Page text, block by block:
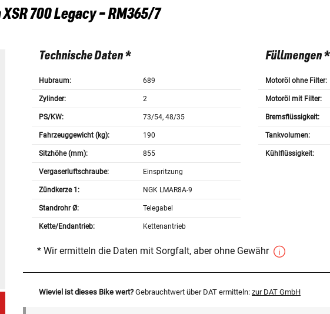
XSR 700 Legacy - RM365/7
Technische Daten *
Hubraum: 689
Zylinder: 2
PS/KW: 73/54, 48/35
Fahrzeuggewicht (kg): 190
Sitzhöhe (mm): 855
Vergaserluftschraube: Einspritzung
Zündkerze 1: NGK LMAR8A-9
Standrohr Ø: Telegabel
Kette/Endantrieb: Kettenantrieb
Füllmengen *
Motoröl ohne Filter:
Motoröl mit Filter:
Bremsflüssigkeit:
Tankvolumen:
Kühlflüssigkeit:
* Wir ermitteln die Daten mit Sorgfalt, aber ohne Gewähr
Wieviel ist dieses Bike wert? Gebrauchtwert über DAT ermitteln: zur DAT GmbH